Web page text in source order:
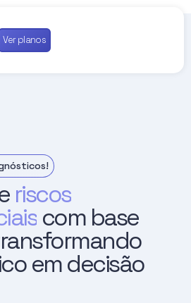
Ver planos
riscos
com base
em decisão